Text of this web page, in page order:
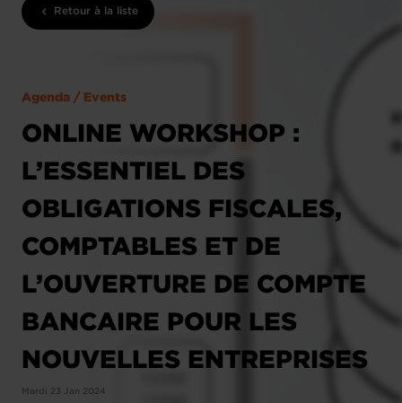
Retour à la liste
Agenda / Events
ONLINE WORKSHOP :
L’ESSENTIEL DES
OBLIGATIONS FISCALES,
COMPTABLES ET DE
L’OUVERTURE DE COMPTE
BANCAIRE POUR LES
NOUVELLES ENTREPRISES
Mardi 23 Jan 2024